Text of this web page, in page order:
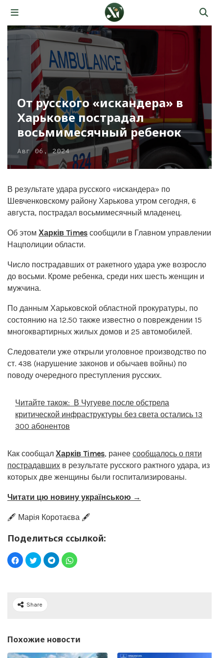
От русского «искандера» в
Харькове пострадал
восьмимесячный ребенок
Авг 06, 2024
В результате удара русского «искандера» по
Шевченковскому району Харькова утром сегодня, 6
августа, пострадал восьмимесячный младенец.
Об этом Харків Times сообщили в Главном управлении
Нацполиции области.
Число пострадавших от ракетного удара уже возросло
до восьми. Кроме ребенка, среди них шесть женщин и
мужчина.
По данным Харьковской областной прокуратуры, по
состоянию на 12.50 также известно о повреждении 15
многоквартирных жилых домов и 25 автомобилей.
Следователи уже открыли уголовное производство по
ст. 438 (нарушение законов и обычаев войны) по
поводу очередного преступления русских.
Читайте також: В Чугуеве после обстрела
критической инфраструктуры без света остались 13
300 абонентов
Как сообщал Харків Times, ранее сообщалось о пяти
пострадавших в результате русского рактного удара, из
которых две женщины были госпитализированы.
Читати цю новину українською →
🖋️ Марія Коротаєва 🖋️
Поделиться ссылкой:
Share
Похожие новости